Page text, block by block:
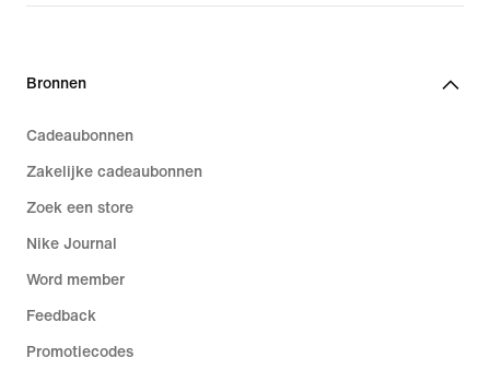
Bronnen
Cadeaubonnen
Zakelijke cadeaubonnen
Zoek een store
Nike Journal
Word member
Feedback
Promotiecodes